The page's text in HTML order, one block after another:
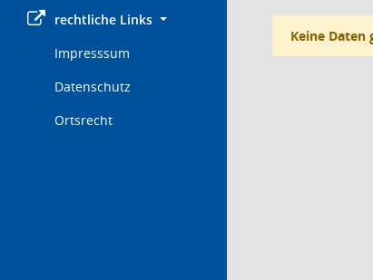
rechtliche Links
Impresssum
Datenschutz
Ortsrecht
Keine Daten